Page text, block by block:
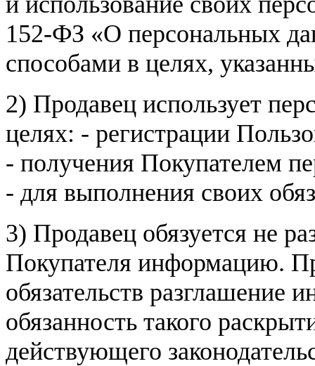
152-ФЗ «О персональных
способами в целях,
2) Продавец использует
целях: - регистрации
- получения Покупателем
- для выполнения своих
3) Продавец обязуется не
Покупателя информацию.
обязательств разглашение
обязанность такого
действующего